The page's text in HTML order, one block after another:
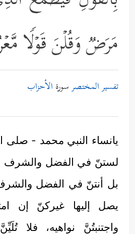
مَرَضࣱ وَقُلۡنَ قَوۡلࣰا
تفسير المختصرسورة الأحزاب
يانساء النبي محمد - صلى
لستنّ في الفضل والشرف
بل أنتنّ في الفضل والشرف
يصل إليها غيركنّ إن
واجتنبتُنَّ نواهيه، فلا